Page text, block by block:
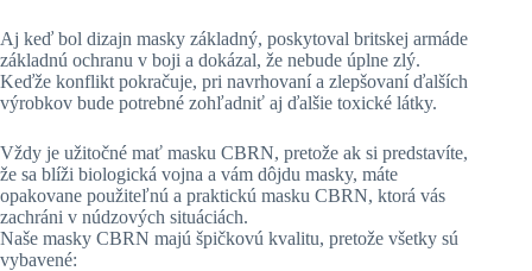
Aj keď bol dizajn masky základný, poskytoval britskej armáde
základnú ochranu v boji a dokázal, že nebude úplne zlý.
Keďže konflikt pokračuje, pri navrhovaní a zlepšovaní ďalších
výrobkov bude potrebné zohľadniť aj ďalšie toxické látky.
Vždy je užitočné mať masku CBRN, pretože ak si predstavíte,
že sa blíži biologická vojna a vám dôjdu masky, máte
opakovane použiteľnú a praktickú masku CBRN, ktorá vás
zachráni v núdzových situáciách.
Naše masky CBRN majú špičkovú kvalitu, pretože všetky sú
vybavené: